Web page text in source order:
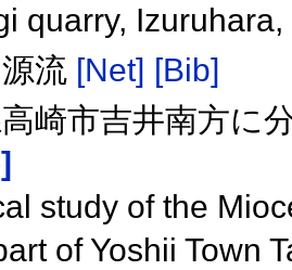
quarry,
流 [Net] [Bib]
崎市吉井南方に
study of the
of Yoshii Town